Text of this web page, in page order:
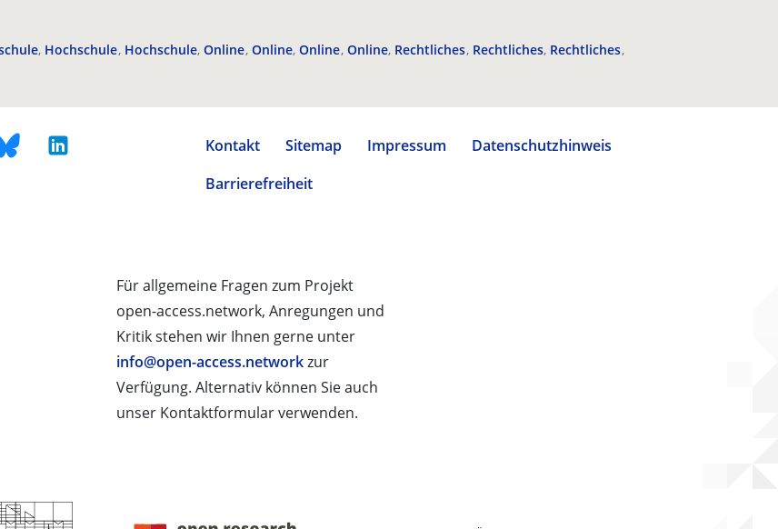
Hochschule Hochschule Online Online Online Online Rechtliches Rechtliches Rechtliches
Kontakt Sitemap Impressum
Datenschutzhinweis
Barrierefreiheit
Für allgemeine Fragen zum Projekt
open-access.network, Anregungen und
Kritik stehen wir Ihnen gerne unter
info@open-access.networkzur
Verfügung. Alternativ können Sie auch
unser Kontaktformular verwenden.